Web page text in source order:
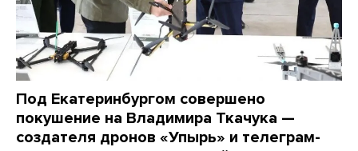
Под Екатеринбургом совершено
покушение на Владимира Ткачука —
создателя дронов «Упырь» и телеграм-